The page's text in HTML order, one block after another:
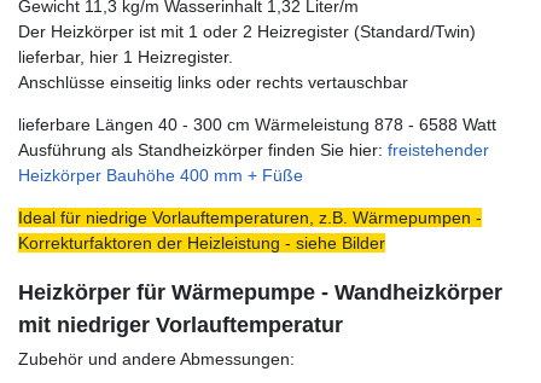
Gewicht 11,3 kg/m Wasserinhalt 1,32 Liter/m
Der Heizkörper ist mit 1 oder 2 Heizregister (Standard/Twin)
lieferbar, hier 1 Heizregister.
Anschlüsse einseitig links oder rechts vertauschbar
lieferbare Längen 40 - 300 cm Wärmeleistung 878 - 6588 Watt
Ausführung als Standheizkörper finden Sie hier: freistehender
Heizkörper Bauhöhe 400 mm + Füße
Ideal für niedrige Vorlauftemperaturen, z.B. Wärmepumpen -
Korrekturfaktoren der Heizleistung - siehe Bilder
Heizkörper für Wärmepumpe - Wandheizkörper
mit niedriger Vorlauftemperatur
Zubehör und andere Abmessungen: